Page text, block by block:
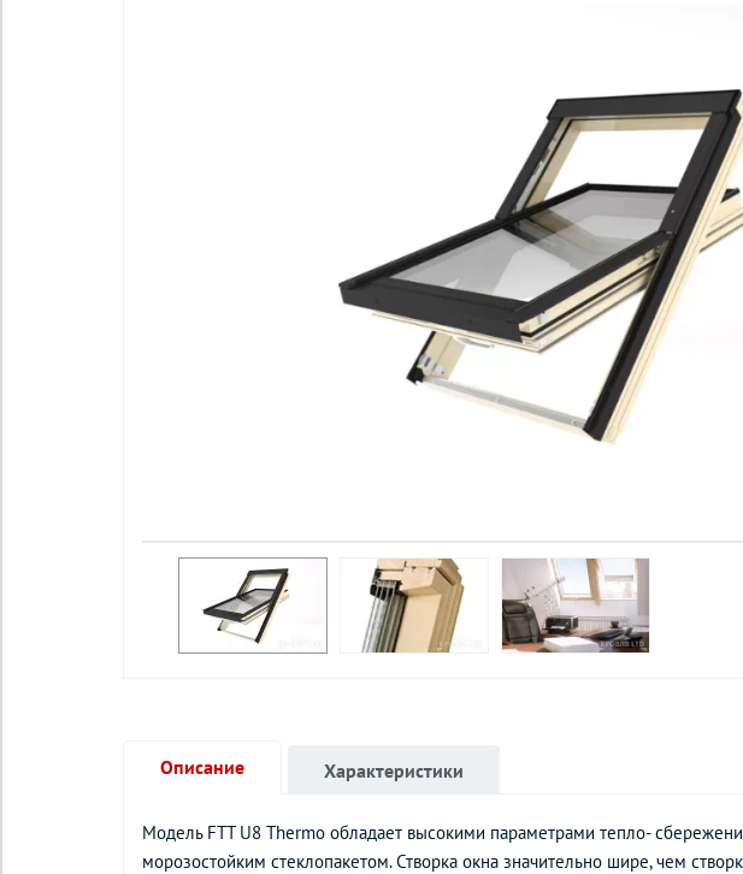
Описание
Модель FTT U8 Thermo обладает высокими параметрами тепло-
морозостойким стеклопакетом. Створка окна значительно шире, чем
Характеристики